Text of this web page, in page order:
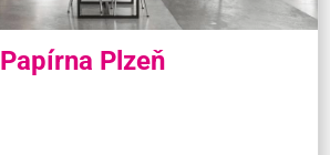
Papírna Plzeň